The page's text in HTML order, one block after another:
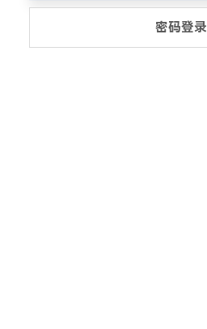
密码登录